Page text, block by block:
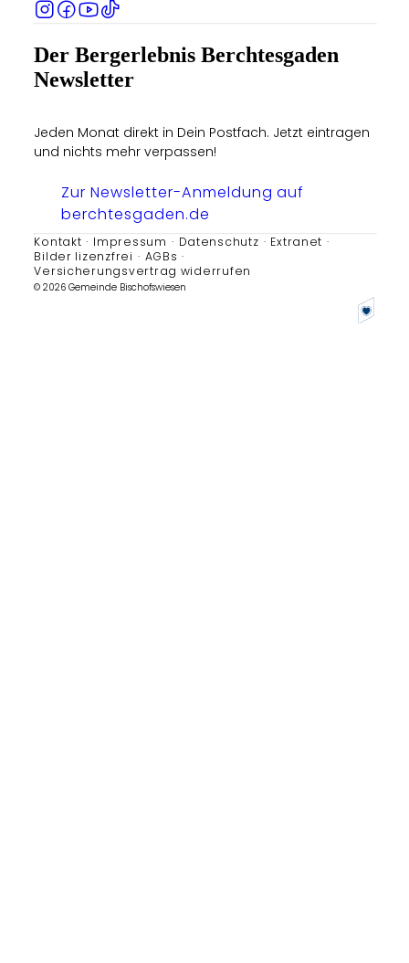
Der Bergerlebnis Berchtesgaden
Newsletter
Jeden Monat direkt in Dein Postfach. Jetzt eintragen
und nichts mehr verpassen!
Zur Newsletter-Anmeldung auf
berchtesgaden.de
Kontakt Impressum Datenschutz
Extranet
Bilder lizenzfrei
AGBs
Versicherungsvertrag widerrufen
© 2026 Gemeinde Bischofswiesen